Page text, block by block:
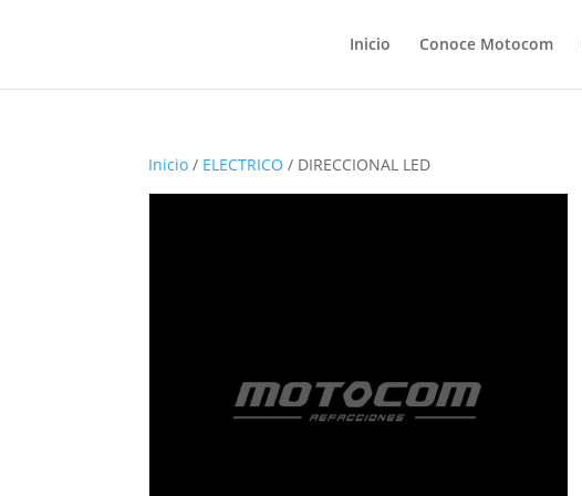
Inicio Conoce Motocom
Inicio / ELECTRICO / DIRECCIONAL LED